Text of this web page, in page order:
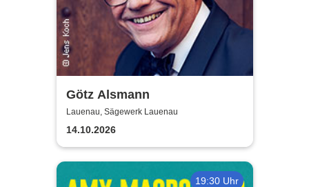
Götz Alsmann
Lauenau, Sägewerk Lauenau
14.10.2026
19:30 Uhr